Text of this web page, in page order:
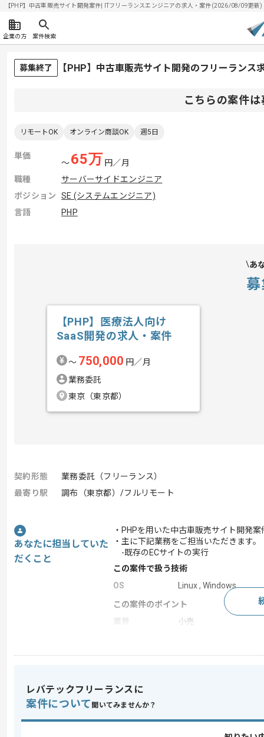
【PHP】中古車販売サイト開発案件| ITフリーランスエンジニアの求人・案件(2026/08/09更新)
企業の方 案件検索
募集終了 【PHP】中古車販売サイト開発のフリーランス
こちらの案件
リモートOK オンライン商談OK 週5日
単価
〜65万 円／月
職種
サーバーサイドエンジニア
ポジション
SE (システムエンジニア)
言語
PHP
あ
【PHP】医療法人向け
SaaS開発の求人・案件
〜 750,000 円／月
業務委託
東京（東京都）
契約形態
業務委託（フリーランス）
最寄り駅
調布（東京都）/フルリモート
あなたに担当していた
だくこと
・PHPを用いた中古車販売サイト開発
・主に下記業務をご担当いただきます。
-既存のECサイトの実行
この案件で扱う技術
OS
Linux , Windows
この案件のポイント
小売
特徴
参画実績あり , 長期プ
求めるスキル
・PHPを用いた開発経験3年以上
レバテックフリーランスに
案件について 聞いてみませんか？